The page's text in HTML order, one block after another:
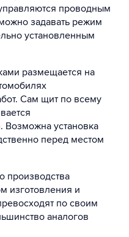
проводным
задавать режим
установленным
размещается на
Сам щит по всему
установка
перед местом
производства
изготовления и
по своим
аналогов